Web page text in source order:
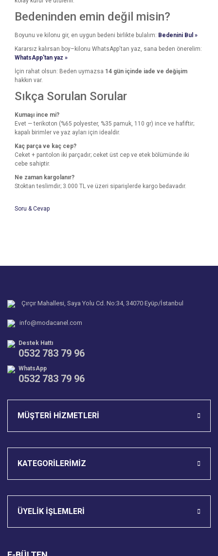
Bedeninden emin değil misin?
Boyunu ve kilonu gir, en uygun bedeni birlikte bulalım: Bedenini Bul »
Kararsız kalırsan boy–kilonu WhatsApp'tan yaz, sana beden önerelim:
WhatsApp'tan yaz »
İçin rahat olsun: Beden uymazsa 14 gün içinde iade ve değişim
hakkın var.
Sıkça Sorulan Sorular
Kumaşı ince mi?
Evet — terikoton (%65 polyester, %35 pamuk, 110 gr) ince ve hafiftir;
kapalı birimler ve yaz ayları için idealdir.
Kaç parça ve kaç cep?
Ceket + pantolon iki parçadır; ceket üst cep ve etek bölümünde iki
cebe sahiptir.
Ne zaman kargolanır?
Stoktan teslimdir; 3.000 TL ve üzeri siparişlerde kargo bedavadır.
Bu ürüne benzer farklı alternatifler olmalı.
Soru & Cevap
Çırçır Mahallesi, Saya Yolu Cd. No:34, 34070 Eyüp/İstanbul
info@modacanel.com
Destek Hattı
0532 783 79 96
WhatsApp
0532 783 79 96
MÜŞTERİ HİZMETLERİ
KATEGORİLERİMİZ
ÜYELİK İŞLEMLERİ